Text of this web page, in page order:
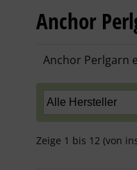
Anchor
Anchor Perlgarn
Zeige 1 bis 12 (von